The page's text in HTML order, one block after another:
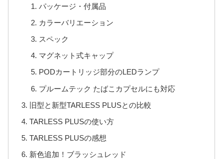
パッケージ・付属品
カラーバリエーション
スペック
マグネット式キャップ
PODカートリッジ部分のLEDランプ
プルームテック たばこカプセルにも対応
旧型と新型TARLESS PLUSとの比較
TARLESS PLUSの使い方
TARLESS PLUSの感想
新色追加！ブラッシュレッド